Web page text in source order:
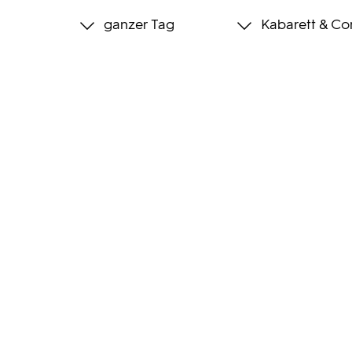
ganzer Tag Kabarett &